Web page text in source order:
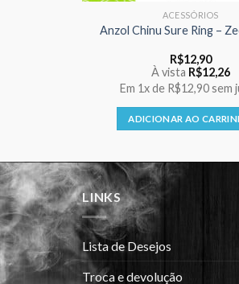
ACESSÓRIOS
Anzol Chinu Sure Ring –
R$12,90
À vista R$12,26
Em 1xde R$12,90sem
ADICIONAR AO
LINKS
Lista de Desejos
Troca e devolução